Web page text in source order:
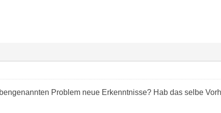
Problem neue Erkenntnisse? Hab das selbe